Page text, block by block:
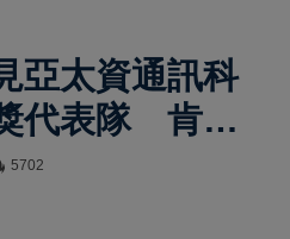
亞太資通訊科
代表隊 肯定
實力刷新紀錄
5702